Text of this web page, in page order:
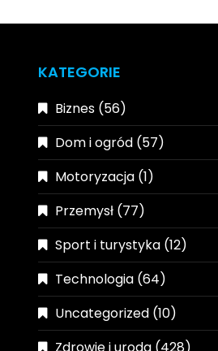
KATEGORIE
Biznes (56)
Dom i ogród (57)
Motoryzacja (1)
Przemysł (77)
Sport i turystyka (12)
Technologia (64)
Uncategorized (10)
Zdrowie i uroda (428)